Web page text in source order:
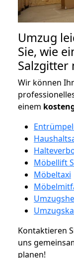
Umzug
Sie, wie
Salzgitter
Wir können
einem
Möbellift
Möbeltaxi
Kontaktieren
uns
planen!